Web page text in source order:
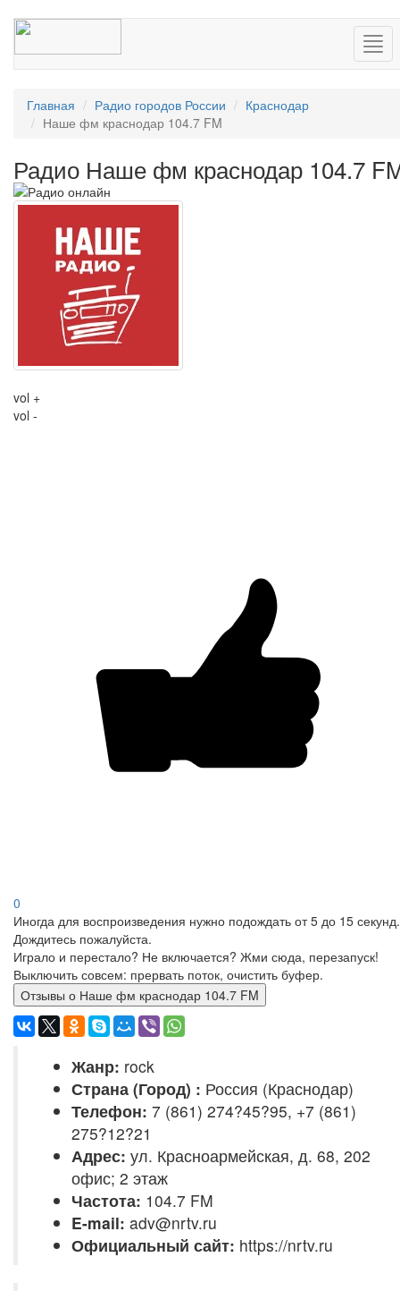
Главная Радио городов России
Краснодар
Наше фм краснодар 104.7 FM
Радио Наше фм краснодар 104.7
vol +
vol -
0
Иногда для воспроизведения нужно подождать от 5 до 15 секунд.
Дождитесь пожалуйста.
Играло и перестало? Не включается? Жми сюда, перезапуск!
Выключить совсем: прервать поток, очистить буфер.
Отзывы о Наше фм краснодар 104.7 FM
Жанр: rock
Страна (Город) : Россия (Краснодар)
Телефон: 7 (861) 274?45?95, +7 (861)
275?12?21
Адрес: ул. Красноармейская, д. 68, 202
офис; 2 этаж
Частота: 104.7 FM
E-mail: adv@nrtv.ru
Официальный сайт: https://nrtv.ru